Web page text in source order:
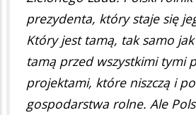
prezydenta, który staje się
Który jest tamą, tak samo
tamą przed wszystkimi tymi
projektami, które niszczą i
gospodarstwa rolne. Ale